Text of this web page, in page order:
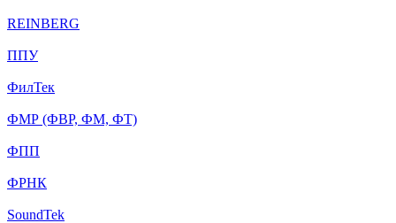
REINBERG
ППУ
ФилТек
ФМР (ФВР, ФМ, ФТ)
ФПП
ФРНК
SoundTek